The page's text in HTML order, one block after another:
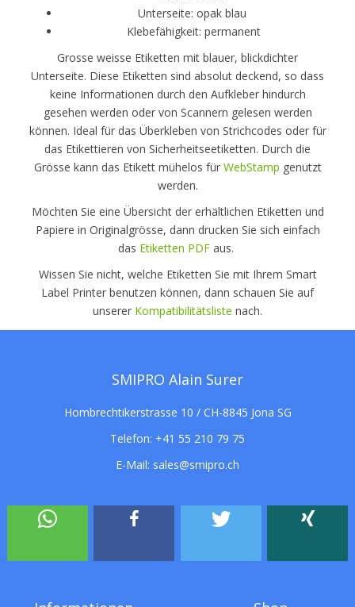
Unterseite: opak blau
Klebefähigkeit: permanent
Grosse weisse Etiketten mit blauer, blickdichter
Unterseite. Diese Etiketten sind absolut deckend, so dass
keine Informationen durch den Aufkleber hindurch
gesehen werden oder von Scannern gelesen werden
können. Ideal für das Überkleben von Strichcodes oder für
das Etikettieren von Sicherheitseetiketten. Durch die
Grösse kann das Etikett mühelos für WebStamp genutzt
werden.
Möchten Sie eine Übersicht der erhältlichen Etiketten und
Papiere in Originalgrösse, dann drucken Sie sich einfach
das Etiketten PDF aus.
Wissen Sie nicht, welche Etiketten Sie mit Ihrem Smart
Label Printer benutzen können, dann schauen Sie auf
unserer Kompatibilitätsliste nach.
SMIPRO Alain Surer
Hombrechtikerstrasse 10 / CH-8845 Jona SG
Telefon: +41 55 210 79 75
E-Mail: sales@smipro.ch